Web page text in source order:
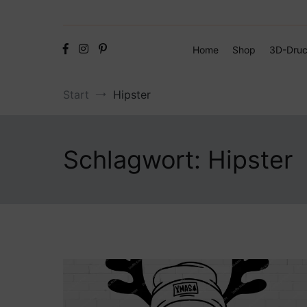
Home
Shop 3D-
Start Hipster
Schlagwort: Hipster